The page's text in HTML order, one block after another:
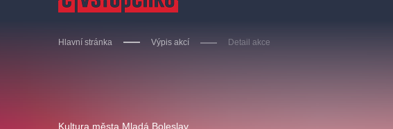
Hlavní stránka Výpis akcí Detail akce
Kultura města Mladá Boleslav